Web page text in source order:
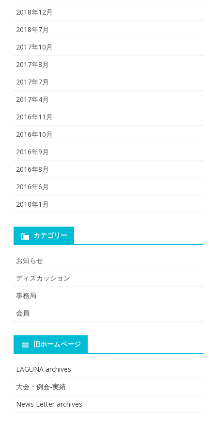
2018年12月
2018年7月
2017年10月
2017年8月
2017年7月
2017年4月
2016年11月
2016年10月
2016年9月
2016年8月
2016年6月
2010年1月
カテゴリー
お知らせ
ディスカッション
事務局
会員
旧ホームページ
LAGUNA archives
大会・例会-実績
News Letter archives